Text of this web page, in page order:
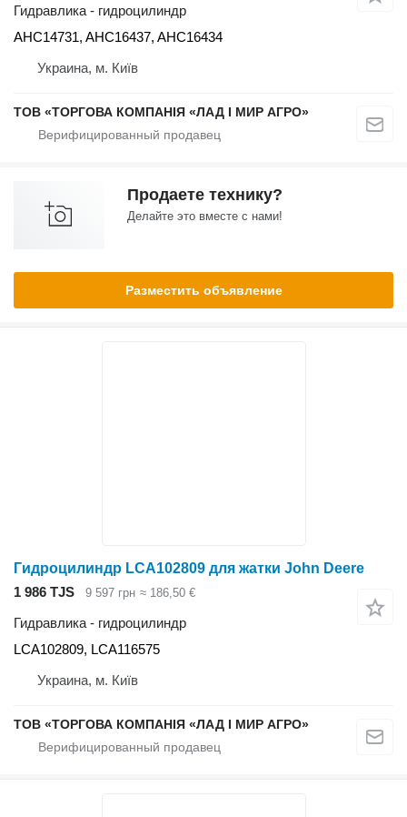
Гидравлика - гидроцилиндр
AHC14731, AHC16437, AHC16434
Украина, м. Київ
ТОВ «ТОРГОВА КОМПАНІЯ «ЛАД І МИР АГРО»
Продаете технику?
Делайте это вместе с нами!
Разместить объявление
Гидроцилиндр LCA102809 для жатки John Deere
1 986 TJS
9 597 грн ≈ 186,50 €
Гидравлика - гидроцилиндр
LCA102809, LCA116575
Украина, м. Київ
ТОВ «ТОРГОВА КОМПАНІЯ «ЛАД І МИР АГРО»